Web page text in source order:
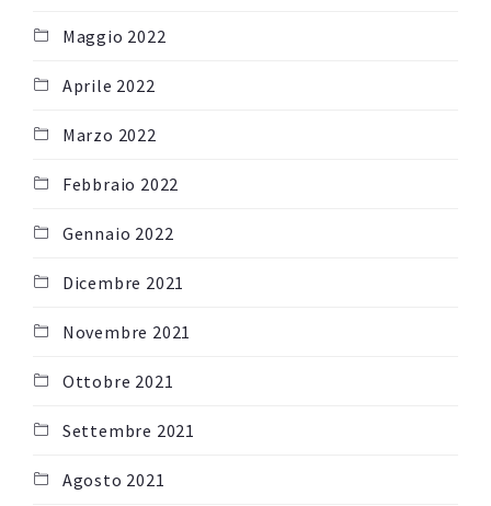
Maggio 2022
Aprile 2022
Marzo 2022
Febbraio 2022
Gennaio 2022
Dicembre 2021
Novembre 2021
Ottobre 2021
Settembre 2021
Agosto 2021